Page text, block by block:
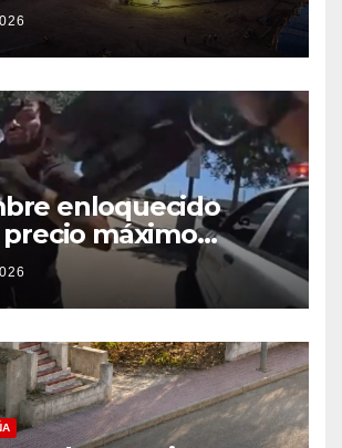
enloquecido
máximo
de llevar un cuchillo
con agentes del
de Los Ángeles
* The Gateway
por Cullen